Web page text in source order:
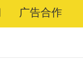
广告合作